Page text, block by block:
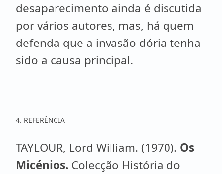
desaparecimento ainda é discutida
por vários autores, mas, há quem
defenda que a invasão dória tenha
sido a causa principal.
4. REFERÊNCIA
TAYLOUR, Lord William. (1970). Os
Micénios. Colecção História do